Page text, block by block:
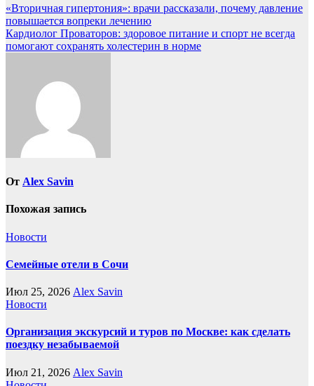
Навигация
по
записям
«Вторичная гипертония»: врачи рассказали, почему давление
повышается вопреки лечению
Кардиолог Проваторов: здоровое питание и спорт не всегда
помогают сохранять холестерин в норме
От Alex Savin
Похожая запись
Новости
Семейные отели в Сочи
Июл 25, 2026 Alex Savin
Новости
Организация экскурсий и туров по Москве: как сделать
поездку незабываемой
Июл 21, 2026 Alex Savin